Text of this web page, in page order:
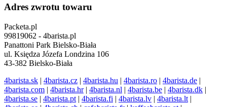
Adres zwrotu towaru
Packeta.pl
99819062 - 4barista.pl
Panattoni Park Bielsko-Biała
ul. Księdza Józefa Londzina 106
43-382 Bielsko-Biała
4barista.sk | 4barista.cz | 4barista.hu | 4barista.ro | 4barista.de |
4barista.com | 4barista.hr| 4barista.nl | 4barista.be | 4barista.dk |
4barista.se | 4barista.pt | 4barista.fi | 4barista.lv | 4barista.lt |